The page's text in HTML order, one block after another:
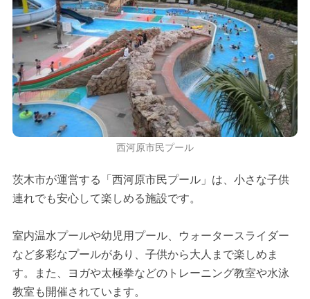
西河原市民プール
茨木市が運営する「西河原市民プール」は、小さな子供
連れでも安心して楽しめる施設です。
室内温水プールや幼児用プール、ウォータースライダー
など多彩なプールがあり、子供から大人まで楽しめま
す。また、ヨガや太極拳などのトレーニング教室や水泳
教室も開催されています。